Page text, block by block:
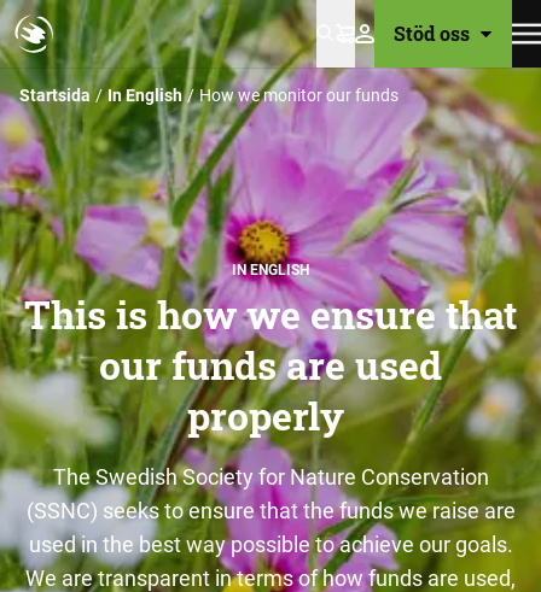
VarukorgStöd oss
Startsida In English How we monitor our funds
IN ENGLISH
This is how we ensure that
our funds are used
properly
The Swedish Society for Nature Conservation
(SSNC) seeks to ensure that the funds we raise are
used in the best way possible to achieve our goals.
We are transparent in terms of how funds are used,